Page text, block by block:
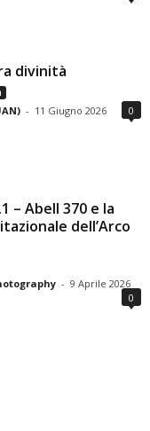
divinità
- 11 Giugno 2026 0
– Abell 370 e la
dell’Arco
- 9 Aprile 2026
0